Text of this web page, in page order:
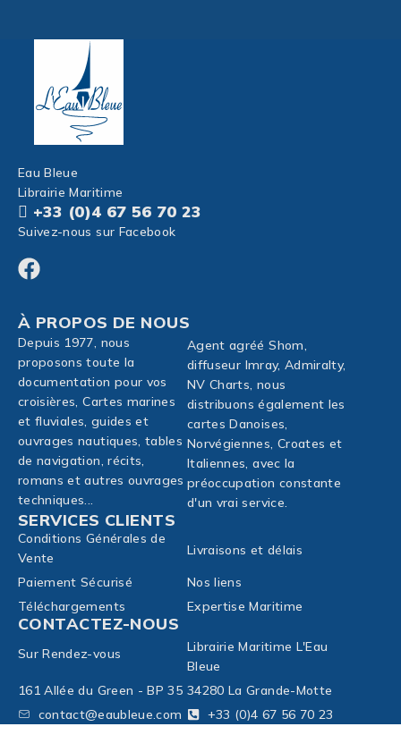
Eau Bleue
Librairie Maritime
+33 (0)4 67 56 70 23
Suivez-nous sur Facebook
À PROPOS DE NOUS
Depuis 1977, nous
proposons toute la
documentation pour vos
croisières, Cartes marines
et fluviales, guides et
ouvrages nautiques, tables
de navigation, récits,
romans et autres ouvrages
techniques...
Agent agréé Shom,
diffuseur Imray, Admiralty,
NV Charts, nous
distribuons également les
cartes Danoises,
Norvégiennes, Croates et
Italiennes, avec la
préoccupation constante
d'un vrai service.
SERVICES CLIENTS
Conditions Générales de
Vente
Livraisons et délais
Paiement Sécurisé
Nos liens
Téléchargements
Expertise Maritime
CONTACTEZ-NOUS
Sur Rendez-vous
Librairie Maritime L'Eau
Bleue
161 Allée du Green - BP 35 34280 La Grande-Motte
contact@eaubleue.com
+33 (0)4 67 56 70 23